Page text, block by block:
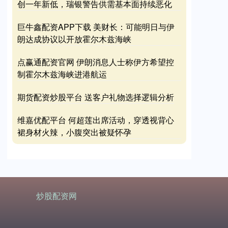
创一年新低，瑞银警告供需基本面持续恶化
巨牛鑫配资APP下载 美财长：可能明日与伊
朗达成协议以开放霍尔木兹海峡
点赢通配资官网 伊朗消息人士称伊方希望控
制霍尔木兹海峡进港航运
期货配资炒股平台 送客户礼物选择逻辑分析
维嘉优配平台 何超莲出席活动，穿透视背心
裙身材火辣，小腹突出被疑怀孕
炒股配资网